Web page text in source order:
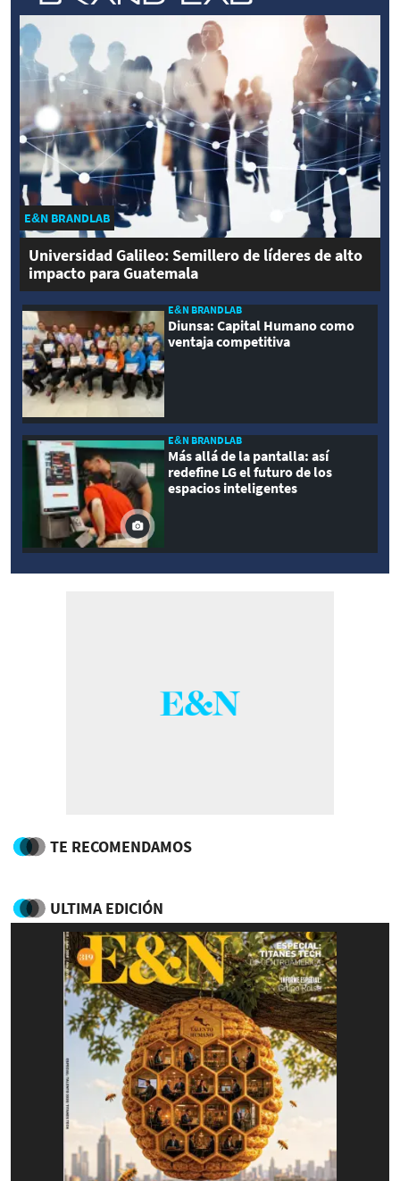
E&N BRANDLAB
Universidad Galileo: Semillero de líderes de alto
impacto para Guatemala
E&N BRANDLAB
Diunsa: Capital Humano como
ventaja competitiva
E&N BRANDLAB
Más allá de la pantalla: así
redefine LG el futuro de los
espacios inteligentes
TE RECOMENDAMOS
ULTIMA EDICIÓN